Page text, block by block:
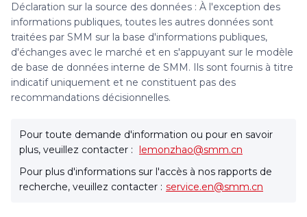
Déclaration sur la source des données : À l'exception des
informations publiques, toutes les autres données sont
traitées par SMM sur la base d'informations publiques,
d'échanges avec le marché et en s'appuyant sur le modèle
de base de données interne de SMM. Ils sont fournis à titre
indicatif uniquement et ne constituent pas des
recommandations décisionnelles.
Pour toute demande d'information ou pour en savoir
plus, veuillez contacter : lemonzhao@smm.cn
Pour plus d'informations sur l'accès à nos rapports de
recherche, veuillez contacter : service.en@smm.cn